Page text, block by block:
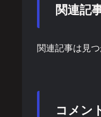
関連記
関連記事は見つ
コメン